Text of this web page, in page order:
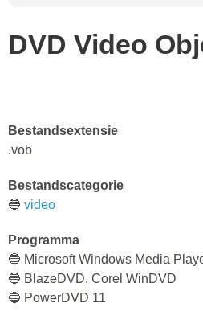
DVD Video
Bestandsextensie
.vob
Bestandscategorie
🔵 video
Programma
🔵 Microsoft Windows Media
🔵 BlazeDVD, Corel WinDVD
🔵 PowerDVD 11